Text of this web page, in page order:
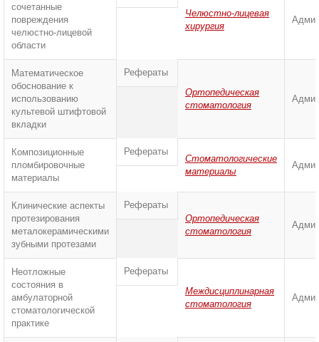
сочетанные
повреждения
челюстно-лицевой
области
Челюстно-лицевая
хирургия
Математическое
обоснование к
использованию
культевой штифтовой
вкладки
Рефераты
Ортопедическая
стоматология
Композиционные
пломбировочные
материалы
Рефераты
Стоматологические
материалы
Клинические аспекты
протезирования
металокерамическими
зубными протезами
Рефераты
Ортопедическая
стоматология
Неотложные
состояния в
амбулаторной
стоматологической
практике
Рефераты
Междисциплинарная
стоматология